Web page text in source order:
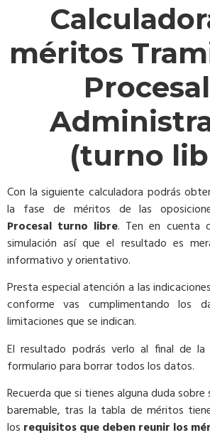
méritos
(turno
Con la siguiente calculadora podrás
la fase de méritos de las
Procesal turno libre. Ten en cuenta
simulación así que el resultado es
informativo y orientativo.
Presta especial atención a las
conforme vas cumplimentando los
limitaciones que se indican.
El resultado podrás verlo al final de la
formulario para borrar todos los datos.
Recuerda que si tienes alguna duda
baremable, tras la tabla de méritos
los requisitos que deben reunir los